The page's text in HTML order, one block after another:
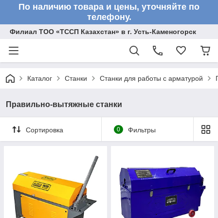
По наличию товара и цены, уточняйте по
телефону.
Филиал ТОО «ТССП Казахстан» в г. Усть-Каменогорск
Каталог Станки Станки для работы с арматурой
Правильно-вытяжные станки
Сортировка 0 Фильтры